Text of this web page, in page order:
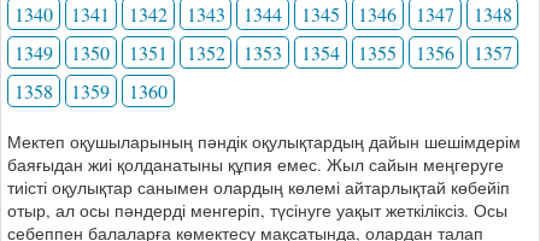
1340
1341 1342 1343 1344 1345 1346 1347
1348
1349
1350 1351 1352 1353 1354 1355 1356
1357
1358
1359 1360
Мектеп оқушыларының пәндік оқулықтардың дайын шешімдерім
баяғыдан жиі қолданатыны құпия емес. Жыл сайын меңгеруге
тиісті оқулықтар санымен олардың көлемі айтарлықтай көбейіп
отыр, ал осы пәндерді менгеріп, түсінуге уақыт жеткіліксіз. Осы
себеппен балаларға көмектесу мақсатында, олардан талап